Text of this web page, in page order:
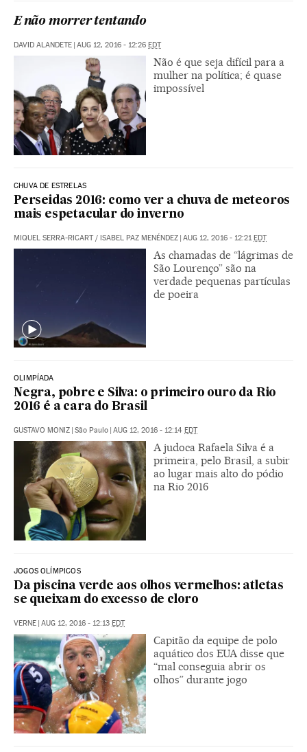
E não morrer tentando
DAVID ALANDETE | AUG 12, 2016 - 12:26 EDT
Não é que seja difícil para a
mulher na política; é quase
impossível
CHUVA DE ESTRELAS
Perseidas 2016: como ver a chuva de meteoros
mais espetacular do inverno
MIQUEL SERRA-RICART / ISABEL PAZ MENÉNDEZ | AUG 12, 2016 - 12:21 EDT
As chamadas de “lágrimas de
São Lourenço” são na
verdade pequenas partículas
de poeira
OLIMPÍADA
Negra, pobre e Silva: o primeiro ouro da Rio
2016 é a cara do Brasil
GUSTAVO MONIZ São Paulo AUG 12, 2016 - 12:14 EDT
A judoca Rafaela Silva é a
primeira, pelo Brasil, a subir
ao lugar mais alto do pódio
na Rio 2016
JOGOS OLÍMPICOS
Da piscina verde aos olhos vermelhos: atletas
se queixam do excesso de cloro
VERNE AUG 12, 2016 - 12:13 EDT
Capitão da equipe de polo
aquático dos EUA disse que
“mal conseguia abrir os
olhos” durante jogo